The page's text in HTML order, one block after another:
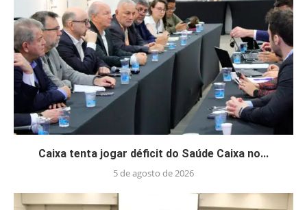
Caixa tenta jogar déficit do Saúde Caixa no...
5 de agosto de 2026